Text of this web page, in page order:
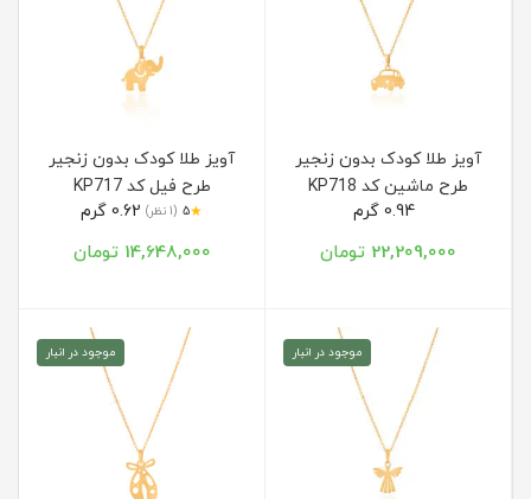
آویز طلا کودک بدون زنجیر
طرح ماشین کد KP718
22,209,000 تومان
آویز طلا کودک بدون زنجیر
طرح فیل کد KP717
★
5 (1 نظر)
14,648,000 تومان
موجود در انبار موجود در انبار